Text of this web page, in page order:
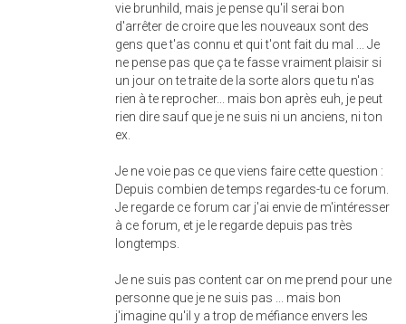
vie brunhild, mais je pense qu'il serai bon
d'arrêter de croire que les nouveaux sont des
gens que t'as connu et qui t'ont fait du mal ... Je
ne pense pas que ça te fasse vraiment plaisir si
un jour on te traite de la sorte alors que tu n'as
rien à te reprocher... mais bon après euh, je peut
rien dire sauf que je ne suis ni un anciens, ni ton
ex.
Je ne voie pas ce que viens faire cette question :
Depuis combien de temps regardes-tu ce forum.
Je regarde ce forum car j'ai envie de m'intéresser
à ce forum, et je le regarde depuis pas très
longtemps.
Je ne suis pas content car on me prend pour une
personne que je ne suis pas ... mais bon
j'imagine qu'il y a trop de méfiance envers les